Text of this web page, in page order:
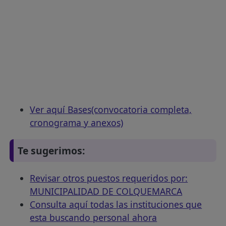
Ver aquí Bases(convocatoria completa,
cronograma y anexos)
Te sugerimos:
Revisar otros puestos requeridos por:
MUNICIPALIDAD DE COLQUEMARCA
Consulta aquí todas las instituciones que
esta buscando personal ahora